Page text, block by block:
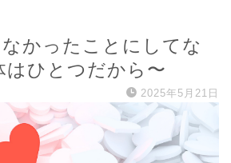
なかったことにしてな
はひとつだから〜
2025年5月21日